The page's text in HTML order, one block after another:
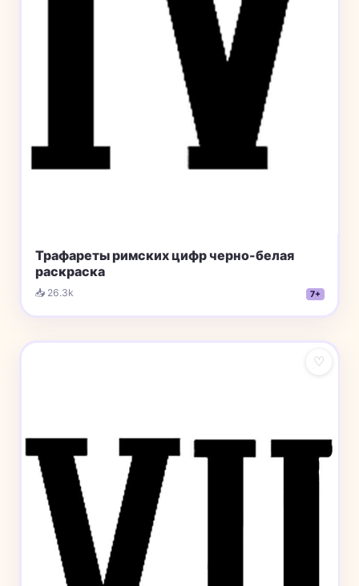
Трафареты римских цифр черно-белая
раскраска
📥 26.3k 7+
♡